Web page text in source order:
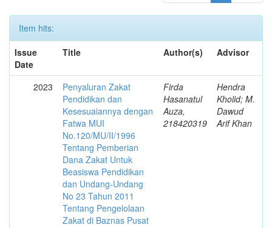
Item hits:
Issue
Date
Title Author(s) Advisor
2023
Penyaluran Zakat
Pendidikan dan
Kesesuaiannya dengan
Fatwa MUI
No.120/MU/II/1996
Tentang Pemberian
Dana Zakat Untuk
Beasiswa Pendidikan
dan Undang-Undang
No 23 Tahun 2011
Tentang Pengelolaan
Zakat di Baznas Pusat
Firda
Hasanatul
Auza,
218420319
Hendra
Kholid; M.
Dawud
Arif Khan